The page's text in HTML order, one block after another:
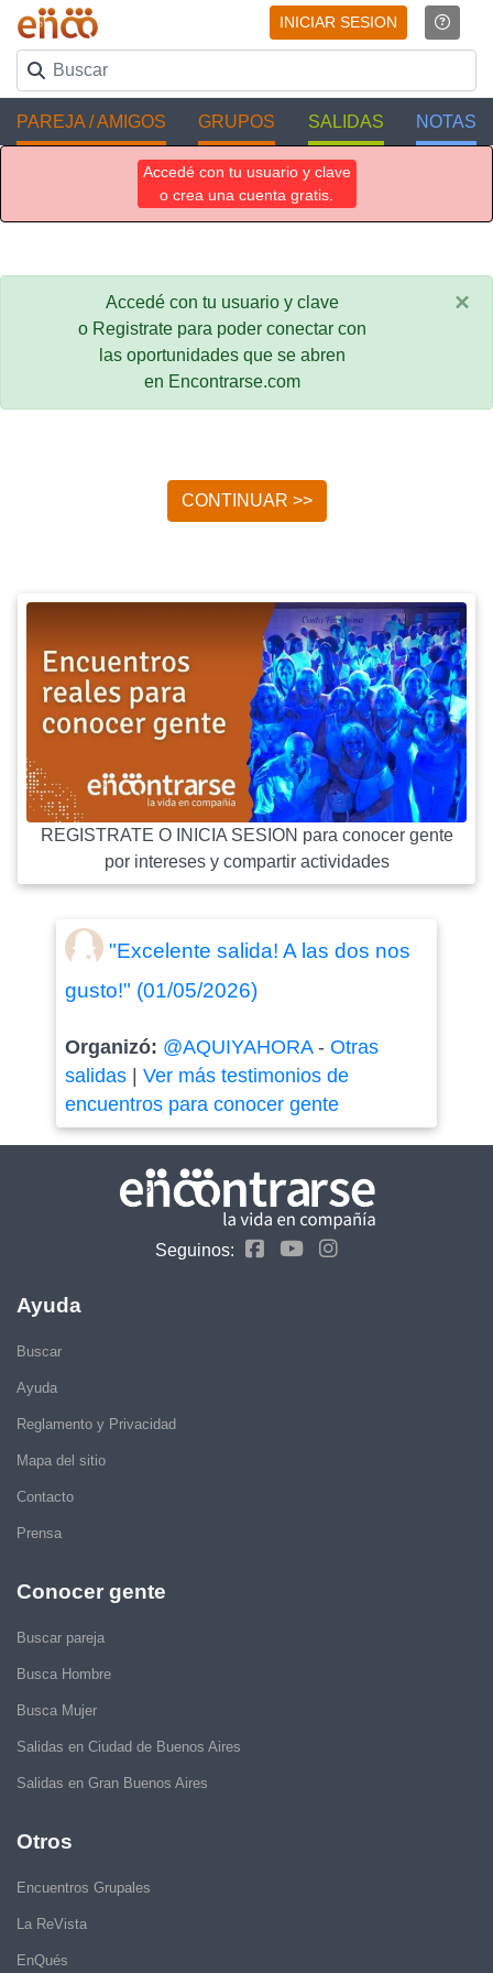
INICIAR SESION
PAREJA / AMIGOS GRUPOS SALIDAS NOTAS
Accedé con tu usuario y clave
o crea una cuenta gratis.
Accedé con tu usuario y clave
o Registrate para poder conectar con
las oportunidades que se abren
en Encontrarse.com
×
CONTINUAR >>
REGISTRATE O INICIA SESION para conocer gente
por intereses y compartir actividades
"Excelente salida! A las dos nos
gusto!" (01/05/2026)
Organizó: @AQUIYAHORA- Otras
salidas| Ver más testimonios de
encuentros para conocer gente
Seguinos:
Ayuda
Buscar
Ayuda
Reglamento y Privacidad
Mapa del sitio
Contacto
Prensa
Conocer gente
Buscar pareja
Busca Hombre
Busca Mujer
Salidas en Ciudad de Buenos Aires
Salidas en Gran Buenos Aires
Otros
Encuentros Grupales
La ReVista
EnQués